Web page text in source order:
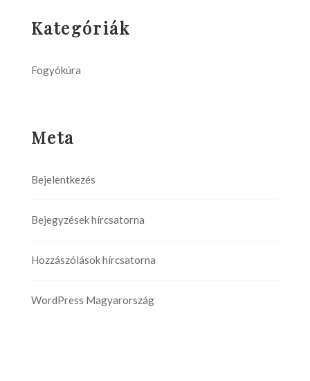
Kategóriák
Fogyókúra
Meta
Bejelentkezés
Bejegyzések hírcsatorna
Hozzászólások hírcsatorna
WordPress Magyarország